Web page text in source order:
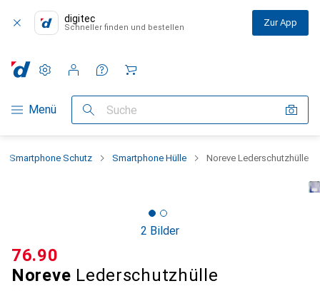
digitec
Schneller finden und bestellen Zur App
Navigation nach Kategorien
Menü Suche
Einstellungen
Kundenkonto
Vergleichslisten
Merklisten
Warenkorb
Smartphone Schutz Smartphone Hülle Noreve Lederschutzhülle
2 Bilder
Noreve Lederschutzhülle
CHF
76.90